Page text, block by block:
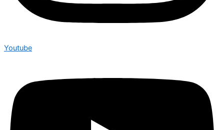
Youtube